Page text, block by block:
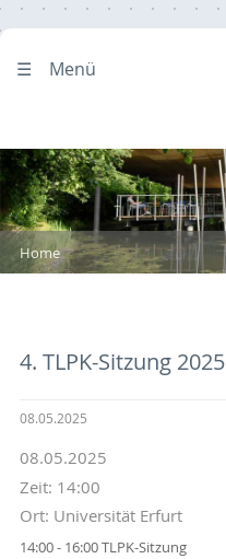
Menü
Home
4. TLPK-Sitzung 2025
08.05.2025
08.05.2025
Zeit: 14:00
Ort: Universität Erfurt
14:00 - 16:00 TLPK-Sitzung